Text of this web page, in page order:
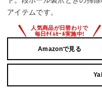
アイテムです。
Amazonで見る